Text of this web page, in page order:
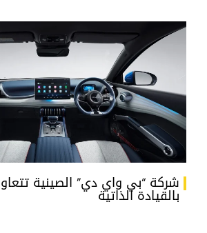
شركة “بي واي دي” الصينية
بالقيادة الذاتية